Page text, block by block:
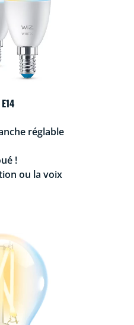
réglable
!
ou la voix